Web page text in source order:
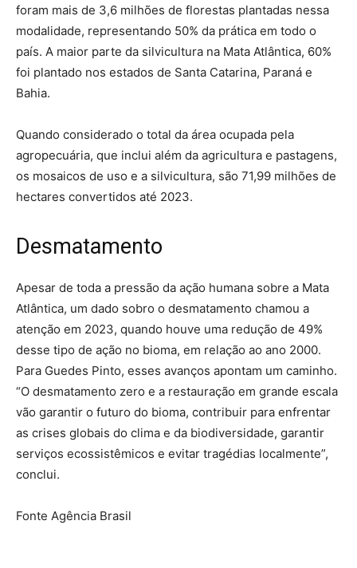
foram mais de 3,6 milhões de florestas plantadas nessa
modalidade, representando 50% da prática em todo o
país. A maior parte da silvicultura na Mata Atlântica, 60%
foi plantado nos estados de Santa Catarina, Paraná e
Bahia.
Quando considerado o total da área ocupada pela
agropecuária, que inclui além da agricultura e pastagens,
os mosaicos de uso e a silvicultura, são 71,99 milhões de
hectares convertidos até 2023.
Desmatamento
Apesar de toda a pressão da ação humana sobre a Mata
Atlântica, um dado sobro o desmatamento chamou a
atenção em 2023, quando houve uma redução de 49%
desse tipo de ação no bioma, em relação ao ano 2000.
Para Guedes Pinto, esses avanços apontam um caminho.
“O desmatamento zero e a restauração em grande escala
vão garantir o futuro do bioma, contribuir para enfrentar
as crises globais do clima e da biodiversidade, garantir
serviços ecossistêmicos e evitar tragédias localmente”,
conclui.
Fonte Agência Brasil